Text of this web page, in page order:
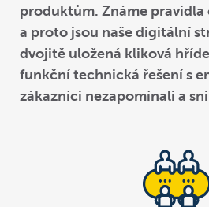
produktům. Známe
a proto jsou naše digitální
dvojitě uložená kliková
funkční technická řešení s
zákazníci nezapomínali a